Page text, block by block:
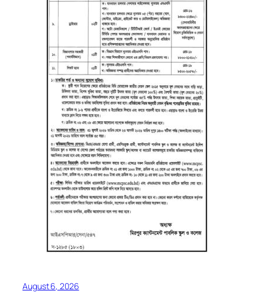
August 6, 2026